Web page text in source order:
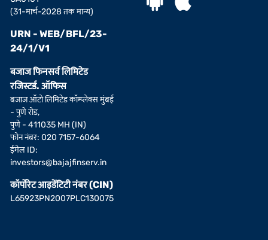
(31-मार्च-2028 तक मान्य)
URN - WEB/BFL/23-
24/1/V1
बजाज फिनसर्व लिमिटेड
रजिस्टर्ड. ऑफिस
बजाज ऑटो लिमिटेड कॉम्प्लेक्स मुंबई
- पुणे रोड,
पुणे - 411035 MH (IN)
फोन नंबर: 020 7157-6064
ईमेल ID:
investors@bajajfinserv.in
कॉर्पोरेट आइडेंटिटी नंबर (CIN)
L65923PN2007PLC130075